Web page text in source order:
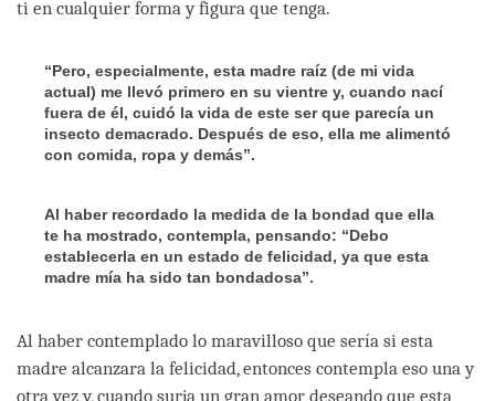
ti en cualquier forma y figura que tenga.
“Pero, especialmente, esta madre raíz (de mi vida
actual) me llevó primero en su vientre y, cuando nací
fuera de él, cuidó la vida de este ser que parecía un
insecto demacrado. Después de eso, ella me alimentó
con comida, ropa y demás”.
Al haber recordado la medida de la bondad que ella
te ha mostrado, contempla, pensando: “Debo
establecerla en un estado de felicidad, ya que esta
madre mía ha sido tan bondadosa”.
Al haber contemplado lo maravilloso que sería si esta
madre alcanzara la felicidad, entonces contempla eso una y
otra vez y, cuando surja un gran amor deseando que esta